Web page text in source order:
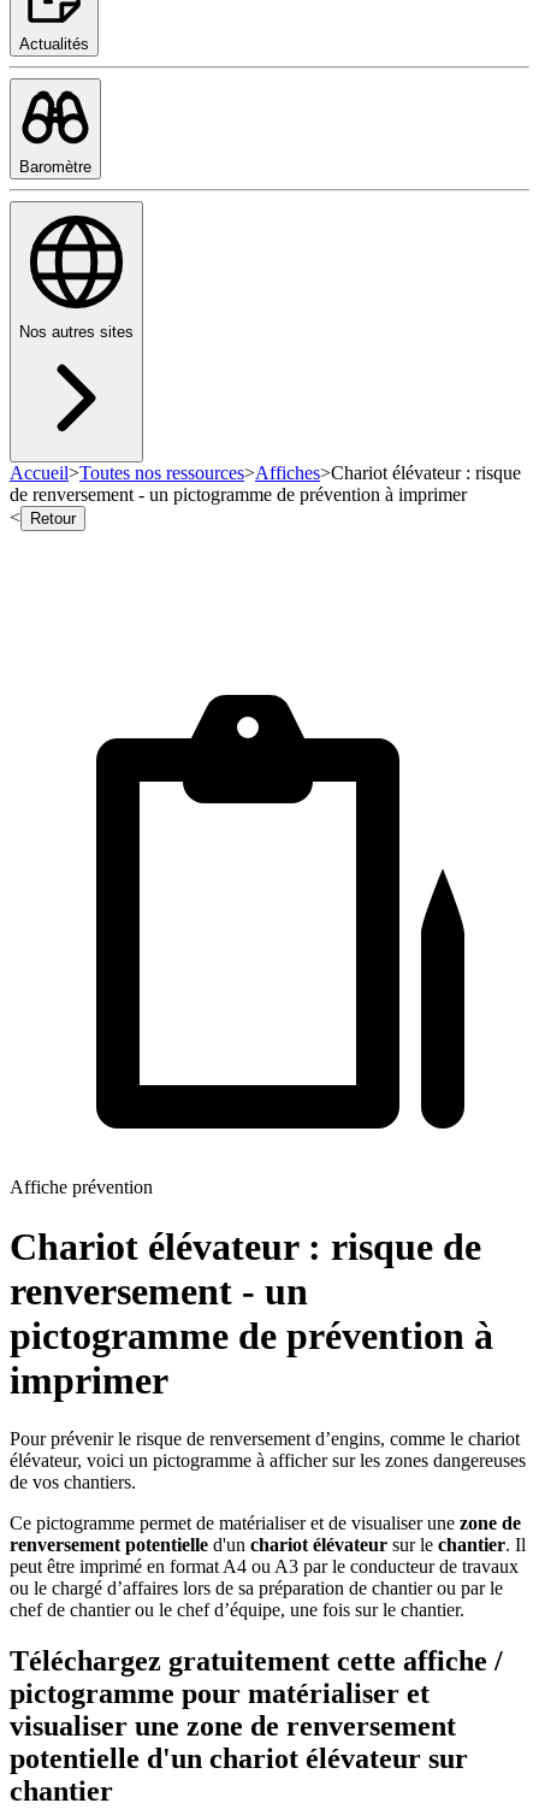
Actualités
Baromètre
Nos autres sites
Accueil>Toutes nos ressources>Affiches>Chariot élévateur : risque
de renversement - un pictogramme de prévention à imprimer
<
Retour
Affiche prévention
Chariot élévateur : risque de
renversement - un
pictogramme de prévention à
imprimer
Pour prévenir le risque de renversement d’engins, comme le chariot
élévateur, voici un pictogramme à afficher sur les zones dangereuses
de vos chantiers.
Ce pictogramme permet de matérialiser et de visualiser une zone de
renversement potentielle d'un chariot élévateur sur le chantier. Il
peut être imprimé en format A4 ou A3 par le conducteur de travaux
ou le chargé d’affaires lors de sa préparation de chantier ou par le
chef de chantier ou le chef d’équipe, une fois sur le chantier.
Téléchargez gratuitement cette affiche /
pictogramme pour matérialiser et
visualiser une zone de renversement
potentielle d'un chariot élévateur sur
chantier